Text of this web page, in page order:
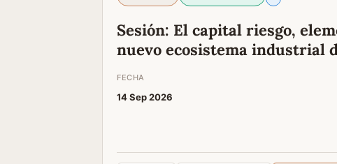
Sesión: El capital riesgo,
nuevo ecosistema industrial
FECHA
14 Sep 2026